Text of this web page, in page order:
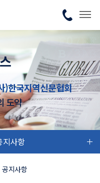
)한국지역신문협회
도약
지사항
공지사항